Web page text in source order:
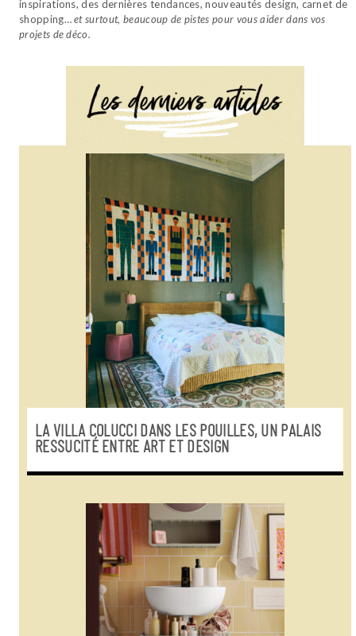
inspirations, des dernières tendances, nouveautés design, carnet de
shopping…et surtout, beaucoup de pistes pour vous aider dans vos
projets de déco.
LA VILLA COLUCCI DANS LES POUILLES, UN PALAIS
RESSUCITÉ ENTRE ART ET DESIGN